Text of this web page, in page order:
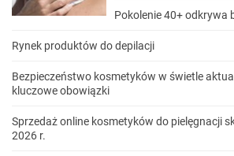
Pokolenie 40+ odkrywa
Rynek produktów do depilacji
Bezpieczeństwo kosmetyków w świetle
kluczowe obowiązki
Sprzedaż online kosmetyków do pielęgnacji
2026 r.